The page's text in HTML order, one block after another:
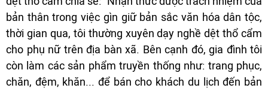
bản thân trong việc gìn giữ bản sắc văn hóa dân tộc,
thời gian qua, tôi thường xuyên dạy nghề dệt thổ cẩm
cho phụ nữ trên địa bàn xã. Bên cạnh đó, gia đình tôi
còn làm các sản phẩm truyền thống như: trang phục,
chăn, đệm, khăn... để bán cho khách du lịch đến bản